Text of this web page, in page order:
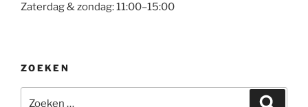
Zaterdag & zondag: 11:00–15:00
ZOEKEN